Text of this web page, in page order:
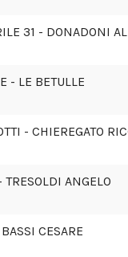
31 - DONADONI
- LE BETULLE
- CHIEREGATO
ANGELO
CESARE